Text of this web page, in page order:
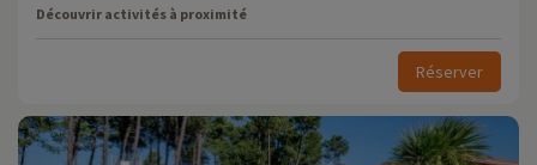
Découvrir activités à proximité
Réserver